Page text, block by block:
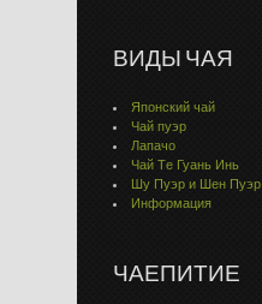
ВИДЫ ЧАЯ
Японский чай
Чай пуэр
Лапачо
Чай Тe Гуaнь Инь
Шу Пуэр и Шен Пуэр
Информация
ЧАЕПИТИЕ